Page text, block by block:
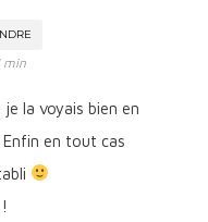
min
la voyais bien en
en tout cas